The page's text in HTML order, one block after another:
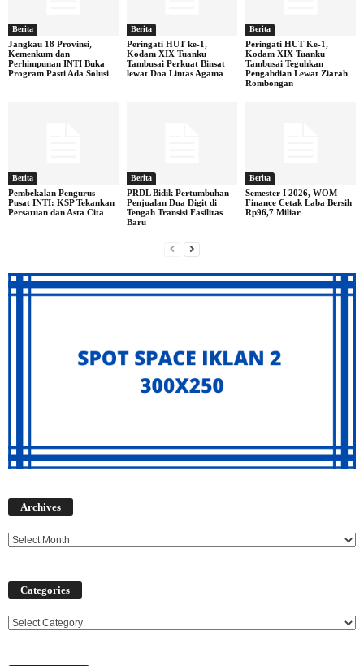
Berita
Jangkau 18 Provinsi,
Kemenkum dan
Perhimpunan INTI Buka
Program Pasti Ada Solusi
Berita
Peringati HUT ke-1,
Kodam XIX Tuanku
Tambusai Perkuat Binsat
lewat Doa Lintas Agama
Berita
Peringati HUT Ke-1,
Kodam XIX Tuanku
Tambusai Teguhkan
Pengabdian Lewat Ziarah
Rombongan
Berita
Pembekalan Pengurus
Pusat INTI: KSP Tekankan
Persatuan dan Asta Cita
Berita
PRDL Bidik Pertumbuhan
Penjualan Dua Digit di
Tengah Transisi Fasilitas
Baru
Berita
Semester I 2026, WOM
Finance Cetak Laba Bersih
Rp96,7 Miliar
Archives
Categories
Categories